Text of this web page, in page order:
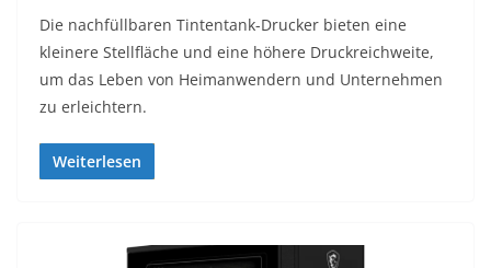
Die nachfüllbaren Tintentank-Drucker bieten eine
kleinere Stellfläche und eine höhere Druckreichweite,
um das Leben von Heimanwendern und Unternehmen
zu erleichtern.
Weiterlesen